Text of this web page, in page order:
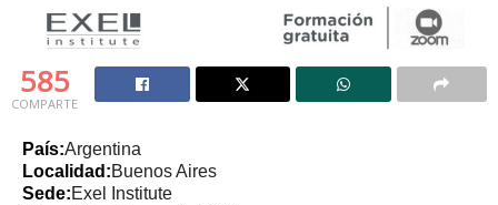
585
COMPARTE
País:Argentina
Localidad:Buenos Aires
Sede:Exel Institute